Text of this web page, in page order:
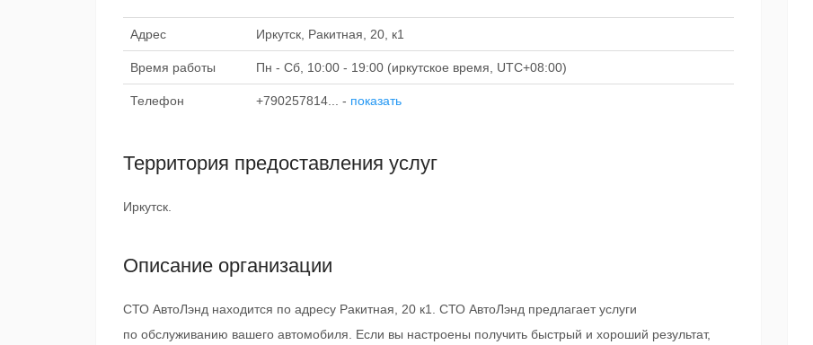
Адрес Иркутск, Ракитная, 20, к1
Время работы Пн - Сб, 10:00 - 19:00 (иркутское время, UTC+08:00)
Телефон +790257814... - показать
Территория предоставления услуг
Иркутск.
Описание организации
СТО АвтоЛэнд находится по адресу Ракитная, 20 к1. СТО АвтоЛэнд предлагает услуги
по обслуживанию вашего автомобиля. Если вы настроены получить быстрый и хороший результат,